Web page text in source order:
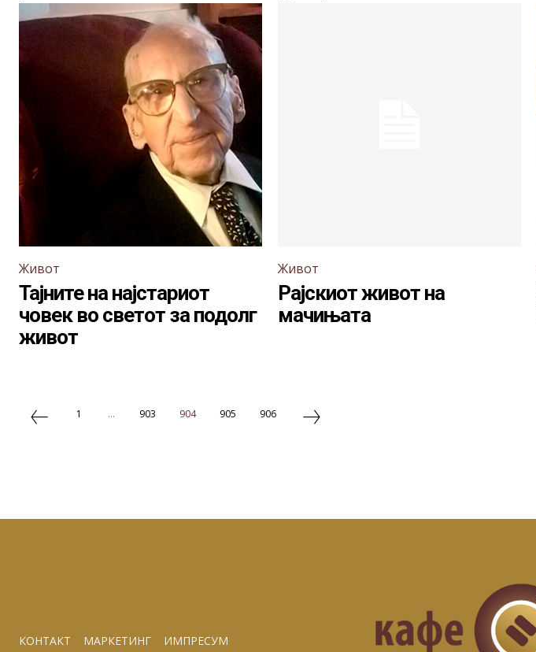
Живот
Тајните на најстариот
човек во светот за подолг
живот
Живот
Рајскиот живот на
мачињата
1 ... 903 904 905 906
КОНТАКТ МАРКЕТИНГ ИМПРЕСУМ